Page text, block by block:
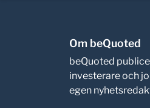
Om beQuoted
beQuoted
investerare och
egen